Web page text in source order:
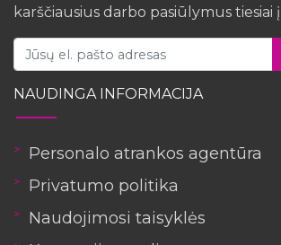
karščiausius darbo pasiūlymus tiesiai
NAUDINGA INFORMACIJA
Personalo atrankos agentūra
Privatumo politika
Naudojimosi taisyklės